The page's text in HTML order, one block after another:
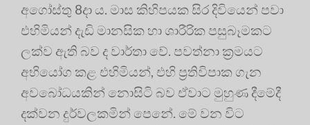
අගෝස්තු 8දා ය. මාස කිහිපයක සිර දිවියෙන් පවා
එහිමියන් දැඩි මානසික හා ශාරීරික පසුබෑමකට
ලක්ව ඇති බව ද වාර්තා වේ. පවත්නා ක්‍රමයට
අභියෝග කළ එහිමියන්, එහි ප්‍රතිවිපාක ගැන
අවබෝධයකින් නොසිටි බව ඒවාට මුහුණ දීමේදී
දක්වන දුර්වලකමින් පෙනේ. මේ වන විට